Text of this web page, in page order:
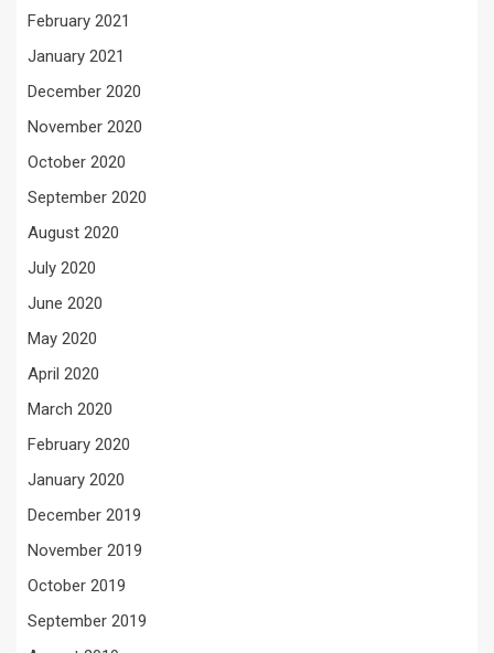
February 2021
January 2021
December 2020
November 2020
October 2020
September 2020
August 2020
July 2020
June 2020
May 2020
April 2020
March 2020
February 2020
January 2020
December 2019
November 2019
October 2019
September 2019